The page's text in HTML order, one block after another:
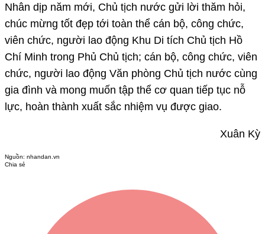
Nhân dịp năm mới, Chủ tịch nước gửi lời thăm hỏi,
chúc mừng tốt đẹp tới toàn thể cán bộ, công chức,
viên chức, người lao động Khu Di tích Chủ tịch Hồ
Chí Minh trong Phủ Chủ tịch; cán bộ, công chức, viên
chức, người lao động Văn phòng Chủ tịch nước cùng
gia đình và mong muốn tập thể cơ quan tiếp tục nỗ
lực, hoàn thành xuất sắc nhiệm vụ được giao.
Xuân Kỳ
Nguồn: nhandan.vn
Chia sẻ